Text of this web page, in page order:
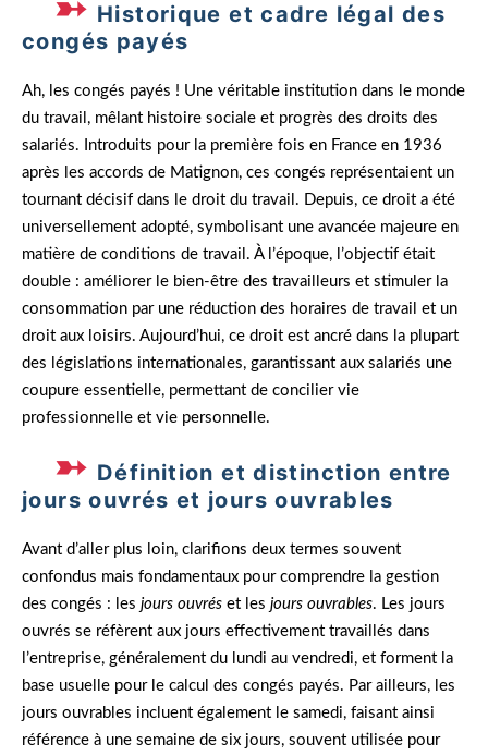
Historique et cadre légal des
congés payés
Ah, les congés payés ! Une véritable institution dans le monde
du travail, mêlant histoire sociale et progrès des droits des
salariés. Introduits pour la première fois en France en 1936
après les accords de Matignon, ces congés représentaient un
tournant décisif dans le droit du travail. Depuis, ce droit a été
universellement adopté, symbolisant une avancée majeure en
matière de conditions de travail. À l’époque, l’objectif était
double : améliorer le bien-être des travailleurs et stimuler la
consommation par une réduction des horaires de travail et un
droit aux loisirs. Aujourd’hui, ce droit est ancré dans la plupart
des législations internationales, garantissant aux salariés une
coupure essentielle, permettant de concilier vie
professionnelle et vie personnelle.
Définition et distinction entre
jours ouvrés et jours ouvrables
Avant d’aller plus loin, clarifions deux termes souvent
confondus mais fondamentaux pour comprendre la gestion
des congés : les jours ouvrés et les jours ouvrables. Les jours
ouvrés se réfèrent aux jours effectivement travaillés dans
l’entreprise, généralement du lundi au vendredi, et forment la
base usuelle pour le calcul des congés payés. Par ailleurs, les
jours ouvrables incluent également le samedi, faisant ainsi
référence à une semaine de six jours, souvent utilisée pour